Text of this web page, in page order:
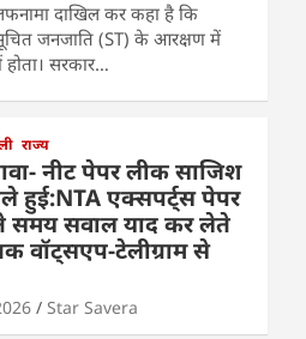
दाखिल कर कहा है कि
जनजाति (ST) के आरक्षण में
होता। सरकार…
राज्य
नीट पेपर लीक साजिश
हुई:NTA एक्सपर्ट्स पेपर
समय सवाल याद कर लेते
वॉट्सएप-टेलीग्राम से
Star Savera